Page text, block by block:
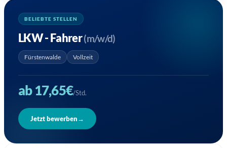
BELIEBTE STELLEN
LKW - Fahrer(m/w/d)
Fürstenwalde Vollzeit
ab 17,65€/Std.
Jetzt bewerben→